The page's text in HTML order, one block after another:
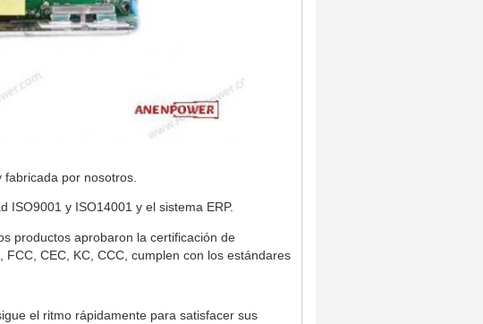
por nosotros.
ISO9001 y ISO14001 y el sistema ERP.
productos aprobaron la certificación de
CEC, KC, CCC, cumplen con los estándares
el ritmo rápidamente para satisfacer sus